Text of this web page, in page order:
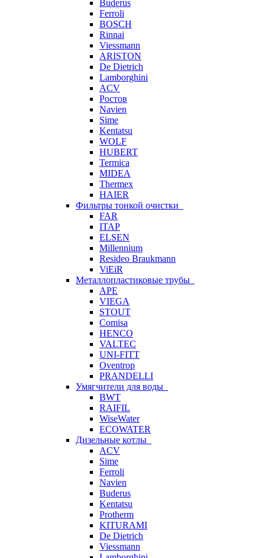
Buderus
Ferroli
BOSCH
Rinnai
Viessmann
ARISTON
De Dietrich
Lamborghini
ACV
Ростов
Navien
Sime
Kentatsu
WOLF
HUBERT
Termica
MIDEA
Thermex
HAIER
Фильтры тонкой очистки
FAR
ITAP
ELSEN
Millennium
Resideo Braukmann
ViEiR
Металлопластиковые трубы
APE
VIEGA
STOUT
Comisa
HENCO
VALTEC
UNI-FITT
Oventrop
PRANDELLI
Умягчители для воды
BWT
RAIFIL
WiseWater
ECOWATER
Дизельные котлы
ACV
Sime
Ferroli
Navien
Buderus
Kentatsu
Protherm
KITURAMI
De Dietrich
Viessmann